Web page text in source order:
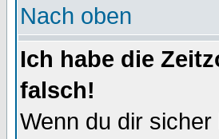
Nach oben
Ich habe die
falsch!
Wenn du dir